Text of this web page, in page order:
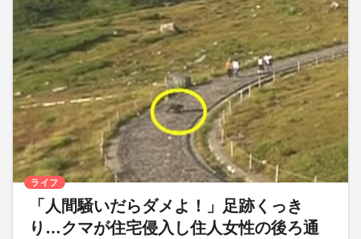
「人間騒いだらダメよ！」足跡くっき
り…クマが住宅侵入し住人女性の後ろ通
ライフ